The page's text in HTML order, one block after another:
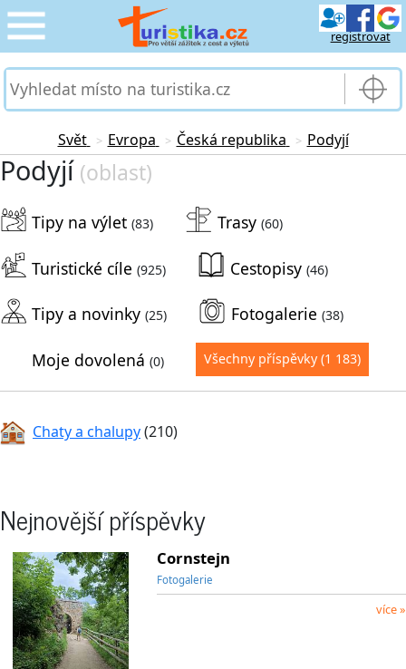
registrovat
CESTOVÁNÍ
PRO TURISTY ›
MOJE TURISTIKA ›
Svět > Evropa > Česká republika > Podyjí
Podyjí (oblast)
Tipy na výlet (83) Trasy (60)
Turistické cíle (925) Cestopisy (46)
Tipy a novinky (25) Fotogalerie (38)
Moje dovolená (0) Všechny příspěvky (1 183)
Chaty a chalupy(210)
Nejnovější příspěvky
Cornstejn
Fotogalerie
více »